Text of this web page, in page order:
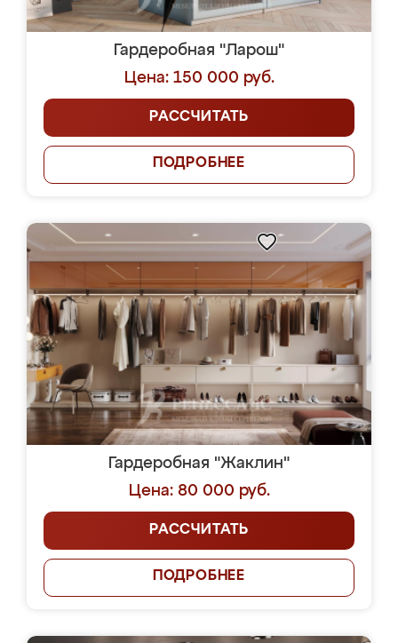
Гардеробная "Ларош"
Цена: 150 000 руб.
РАССЧИТАТЬ
ПОДРОБНЕЕ
Гардеробная "Жаклин"
Цена: 80 000 руб.
РАССЧИТАТЬ
ПОДРОБНЕЕ